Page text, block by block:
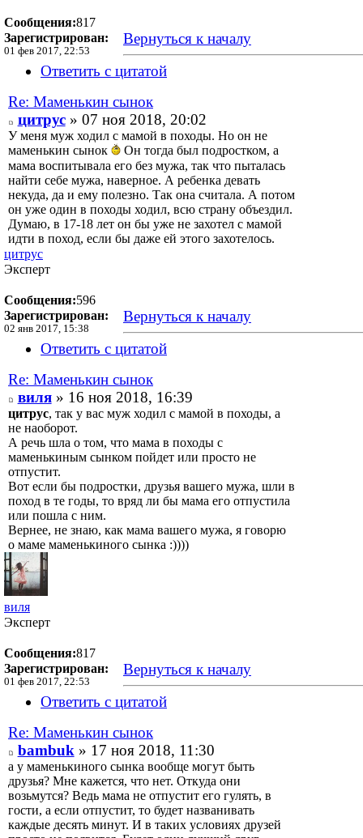
Сообщения:817
Зарегистрирован:
01 фев 2017, 22:53
Вернуться к началу
Ответить с цитатой
Re: Маменькин сынок
цитрус» 07 ноя 2018, 20:02
У меня муж ходил с мамой в походы. Но он не
маменькин сынок
Он тогда был подростком, а
мама воспитывала его без мужа, так что пыталась
найти себе мужа, наверное. А ребенка девать
некуда, да и ему полезно. Так она считала. А потом
он уже один в походы ходил, всю страну объездил.
Думаю, в 17-18 лет он бы уже не захотел с мамой
идти в поход, если бы даже ей этого захотелось.
цитрус
Эксперт
Сообщения:596
Зарегистрирован:
02 янв 2017, 15:38
Вернуться к началу
Ответить с цитатой
Re: Маменькин сынок
виля» 16 ноя 2018, 16:39
цитрус, так у вас муж ходил с мамой в походы, а
не наоборот.
А речь шла о том, что мама в походы с
маменькиным сынком пойдет или просто не
отпустит.
Вот если бы подростки, друзья вашего мужа, шли в
поход в те годы, то вряд ли бы мама его отпустила
или пошла с ним.
Вернее, не знаю, как мама вашего мужа, я говорю
о маме маменькиного сынка :))))
виля
Эксперт
Сообщения:817
Зарегистрирован:
01 фев 2017, 22:53
Вернуться к началу
Ответить с цитатой
Re: Маменькин сынок
bambuk » 17 ноя 2018, 11:30
а у маменькиного сынка вообще могут быть
друзья? Мне кажется, что нет. Откуда они
возьмутся? Ведь мама не отпустит его гулять, в
гости, а если отпустит, то будет названивать
каждые десять минут. И в таких условиях друзей